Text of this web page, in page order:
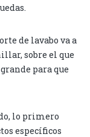
de lavabo va a
sobre el que
para que
lo primero
específicos